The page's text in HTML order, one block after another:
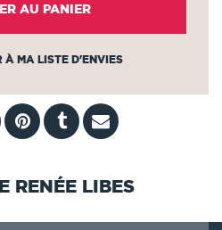
AU PANIER
À MA LISTE D'ENVIES
RENÉE LIBES